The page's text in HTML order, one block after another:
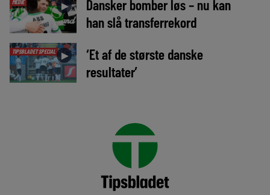
MEDIE ►
Dansker bomber løs – nu kan
han slå transferrekord
TIPSBLADET SPECIAL ►
‘Et af de største danske
resultater’